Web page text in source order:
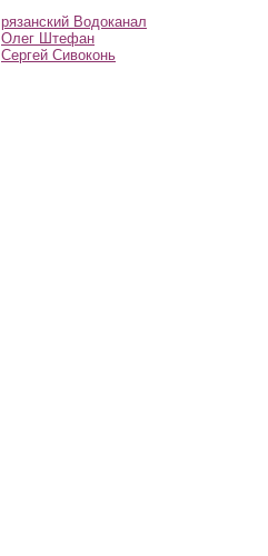
рязанский Водоканал
Олег Штефан
Сергей Сивоконь